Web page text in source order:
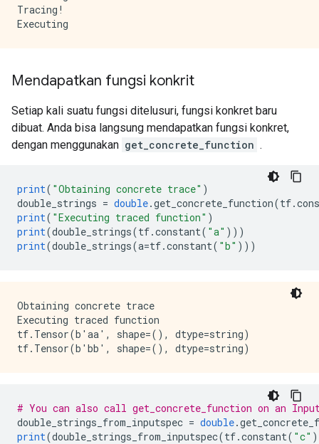
Tracing!
Mendapatkan fungsi konkrit
Setiap kali suatu fungsi ditelusuri, fungsi konkret baru
dibuat. Anda bisa langsung mendapatkan fungsi konkret,
dengan menggunakan get_concrete_function .
print( "Obtaining concrete trace" )
double_strings = double.get_concrete_function(tf.
print( "Executing traced function" )
print(double_strings(tf.constant( "a" )))
print(double_strings(a=tf.constant( "b" )))
Obtaining concrete trace
Executing traced function
tf.Tensor(b'aa', shape=(), dtype=string)
# You can also call get_concrete_function on an
double_strings_from_inputspec = double.
print(double_strings_from_inputspec(tf.constant( "c"